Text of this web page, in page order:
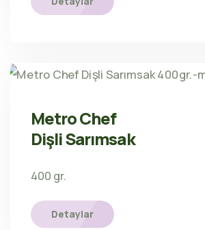
Metro Chef
Dişli Sarımsak
400 gr.
Detaylar